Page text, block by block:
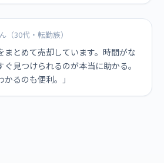
（30代・転勤族）
まとめて売却しています。時間がな
見つけられるのが本当に助かる。
るのも便利。」